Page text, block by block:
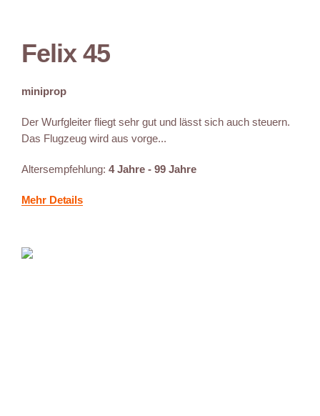
Felix 45
miniprop
Der Wurfgleiter fliegt sehr gut und lässt sich auch steuern.
Das Flugzeug wird aus vorge...
Altersempfehlung: 4 Jahre - 99 Jahre
Mehr Details